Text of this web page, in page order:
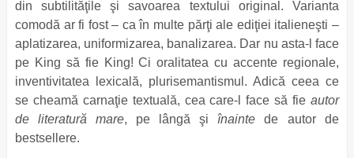
din subtilităţile şi savoarea textului original. Varianta
comodă ar fi fost – ca în multe părţi ale ediţiei italieneşti –
aplatizarea, uniformizarea, banalizarea. Dar nu asta-l face
pe King să fie King! Ci oralitatea cu accente regionale,
inventivitatea lexicală, plurisemantismul. Adică ceea ce
se cheamă carnaţie textuală, cea care-l face să fie autor
de literatură mare, pe lângă şi înaintede autor de
bestsellere.